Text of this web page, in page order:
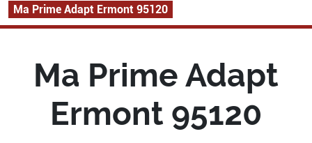
Ma Prime Adapt Ermont 95120
Ma Prime Adapt
Ermont 95120